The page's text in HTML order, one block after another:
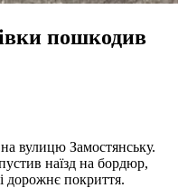
пошкодив
вулицю Замостянську.
наїзд на бордюр,
дорожнє покриття.